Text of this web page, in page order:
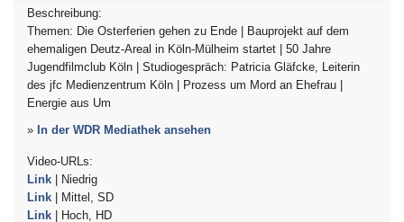
Beschreibung:
Themen: Die Osterferien gehen zu Ende | Bauprojekt auf dem
ehemaligen Deutz-Areal in Köln-Mülheim startet | 50 Jahre
Jugendfilmclub Köln | Studiogespräch: Patricia Gläfcke, Leiterin
des jfc Medienzentrum Köln | Prozess um Mord an Ehefrau |
Energie aus Um
» In der WDR Mediathek ansehen
Video-URLs:
Link | Niedrig
Link | Mittel, SD
Link | Hoch, HD